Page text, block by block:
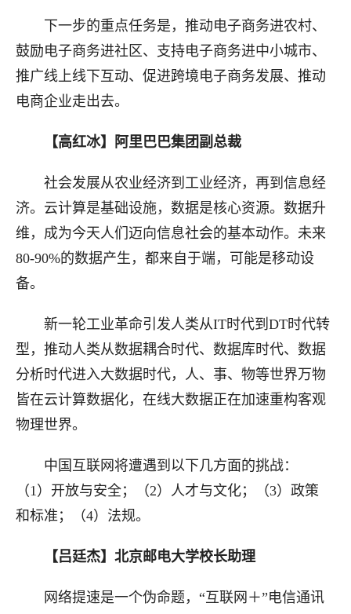
下一步的重点任务是，推动电子商务进农村、
鼓励电子商务进社区、支持电子商务进中小城市、
推广线上线下互动、促进跨境电子商务发展、推动
电商企业走出去。
【高红冰】阿里巴巴集团副总裁
社会发展从农业经济到 工业经济，再到 信息经
济。 云计算是基础设施， 数据是核心资源。 数据升
维，成为今天人们迈向信息社会的基本动作。未来
80-90%的数据产生，都来自于端，可能是移动设
备。
新一轮工业革命引发人类从IT时代到DT时代转
型，推动人类从数据耦合时代、数据库时代、数据
分析时代进入大数据时代，人、事、物等世界万物
皆在云计算数据化，在线大数据正在加速重构客观
物理世界。
中国互联网将遭遇到以下几方面的挑战：
（1）开放与安全； （2）人才与文化； （3） 政策
和标准； （4）法规。
【吕廷杰】 北京邮电大学校长助理
网络提速是一个伪命题，“互联网＋”电信通讯